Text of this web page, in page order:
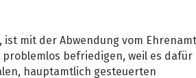
mit der Abwendung vom Ehrenamt
befriedigen, weil es dafür
hauptamtlich gesteuerten